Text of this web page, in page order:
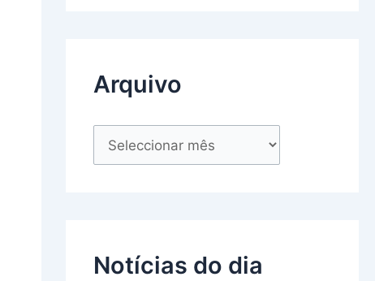
Arquivo
Notícias do dia